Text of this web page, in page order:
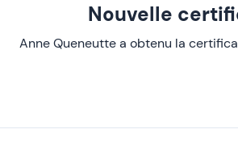
Nouvelle
Anne Queneutte a obtenu la